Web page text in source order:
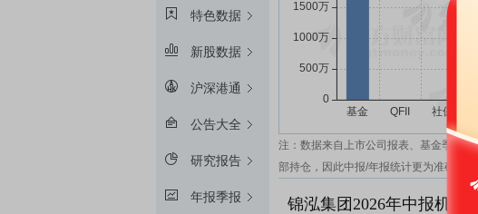
特色数据
新股数据
沪深港通
公告大全
研究报告
年报季报
注：数据来自上市公司报表、基金季报
部持仓，因此中报/年报统计更为准确。
锦泓集团2026年中报机构